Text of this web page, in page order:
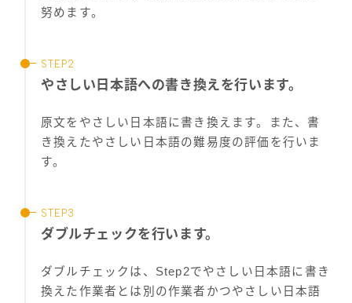
努めます。
やさしい日本語への書き換えを行います。
原文をやさしい日本語に書き換えます。また、書
き換えたやさしい日本語の難易度の評価を行いま
す。
ダブルチェックを行います。
ダブルチェックは、Step2でやさしい日本語に書き
換えた作業者とは別の作業者かつやさしい日本語